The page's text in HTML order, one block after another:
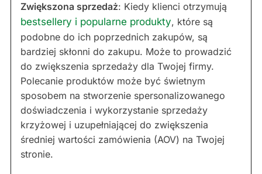
Zwiększona sprzedaż: Kiedy klienci otrzymują
bestsellery i popularne produkty, które są
podobne do ich poprzednich zakupów, są
bardziej skłonni do zakupu. Może to prowadzić
do zwiększenia sprzedaży dla Twojej firmy.
Polecanie produktów może być świetnym
sposobem na stworzenie spersonalizowanego
doświadczenia i wykorzystanie sprzedaży
krzyżowej i uzupełniającej do zwiększenia
średniej wartości zamówienia (AOV) na Twojej
stronie.